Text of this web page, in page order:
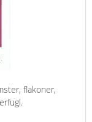
flakoner,